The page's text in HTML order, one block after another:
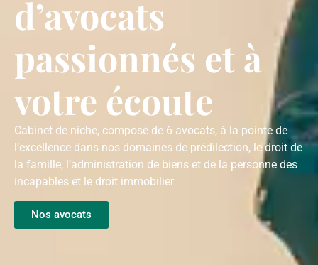
d’avocats
passionnés et à
votre écoute
Cabinet de niche, composé de 6 avocats, à la pointe de
l’excellence dans nos domaines de prédilection, le droit de
la famille, l’administration de biens et de la personne des
incapables et le droit immobilier
Nos avocats